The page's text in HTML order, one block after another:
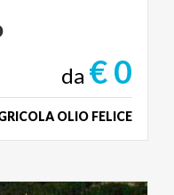
da € 0
OLIO FELICE